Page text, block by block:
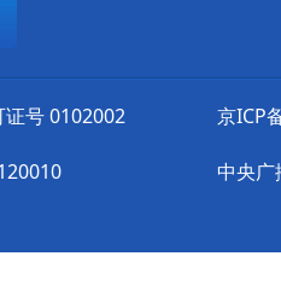
号 0102002 京ICP
中央广